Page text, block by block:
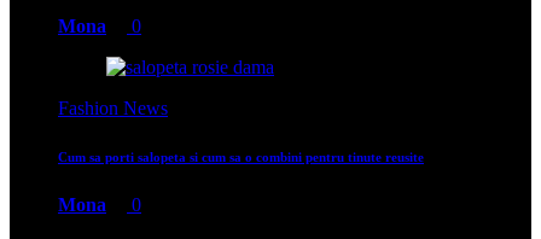
Mona 0
Fashion News
Cum sa porti salopeta si cum sa o combini pentru tinute reusite
Mona 0